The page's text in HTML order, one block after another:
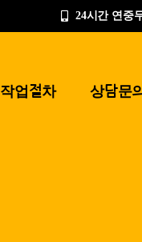
24시간 연중
작업절차 상담문의